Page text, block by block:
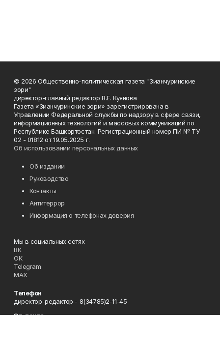
© 2026 Общественно-политическая газета "Зианчуринские
зори"
директор-главный редактор В.Е. Куянова
Газета «Зианчуринские зори» зарегистрирована в
Управлении Федеральной службы по надзору в сфере связи,
информационных технологий и массовых коммуникаций по
Республике Башкортостан. Регистрационный номер ПИ № ТУ
02 - 01812 от 19.05.2025 г.
Об использовании персональных данных
Об издании
Руководство
Контакты
Антитеррор
Информация о телефонах доверия
Мы в социальных сетях
ВК
ОК
Telegram
MAX
Телефон
директор-редактор - 8(34785)2-11-45
Эл. почта